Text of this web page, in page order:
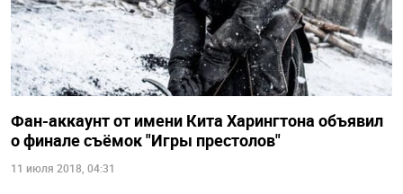
Фан-аккаунт от имени Кита Харингтона объявил
о финале съёмок "Игры престолов"
11 июля 2018, 04:31